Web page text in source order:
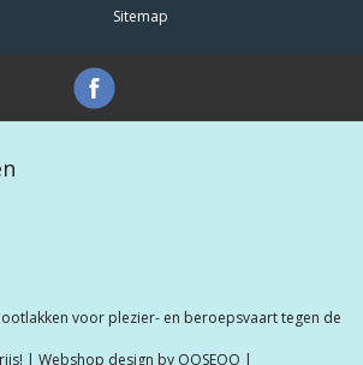
Sitemap
voor plezier- en beroepsvaart tegen de
| Webshop design by OOSEOO |